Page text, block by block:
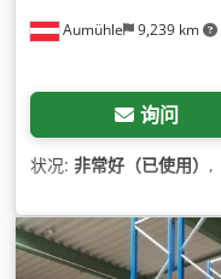
Aumühle 9,239 km
询问
状况: 非常好（已使用） ,